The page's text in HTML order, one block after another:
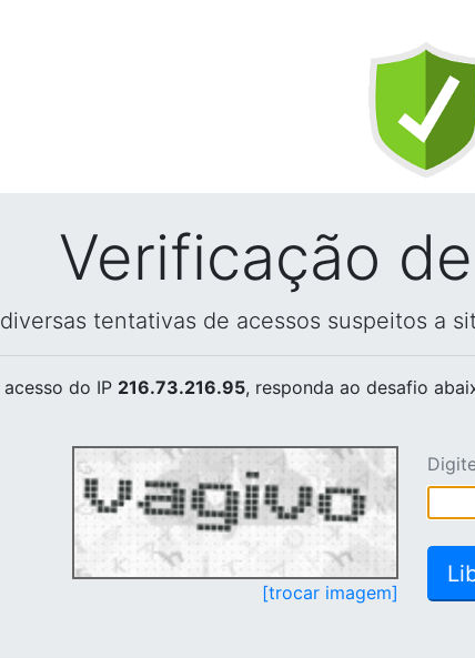
Verificação
tentativas de acessos suspeitos a
do IP 216.73.216.95, responda ao desafio
[trocar imagem]